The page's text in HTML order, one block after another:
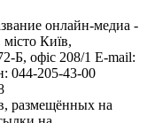
онлайн-медиа -
Київ,
офіс 208/1 E-mail:
044-205-43-00
размещённых на